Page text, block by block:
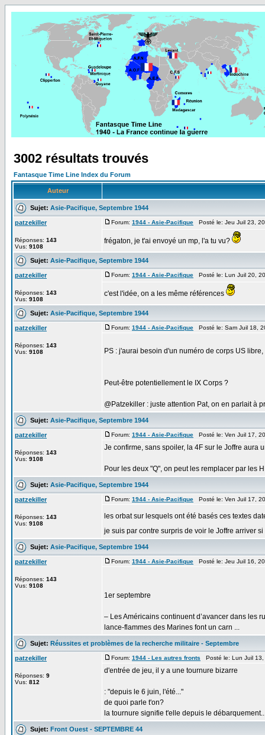
3002 résultats trouvés
Fantasque Time Line Index du Forum
Auteur
Sujet: Asie-Pacifique, Septembre 1944
patzekiller
Réponses: 143
Vus: 9108
Forum: 1944 - Asie-Pacifique Posté le: Jeu Juil 23,
frégaton, je t'ai envoyé un mp, l'a tu vu?
Sujet: Asie-Pacifique, Septembre 1944
patzekiller
Réponses: 143
Vus: 9108
Forum: 1944 - Asie-Pacifique Posté le: Lun Juil 20,
c'est l'idée, on a les même références
Sujet: Asie-Pacifique, Septembre 1944
patzekiller
Réponses: 143
Vus: 9108
Forum: 1944 - Asie-Pacifique Posté le: Sam Juil 18,
PS : j'aurai besoin d'un numéro de corps US libre,
Peut-être potentiellement le IX Corps ?
@Patzekiller : juste attention Pat, on en parlait à
Sujet: Asie-Pacifique, Septembre 1944
patzekiller
Réponses: 143
Vus: 9108
Forum: 1944 - Asie-Pacifique Posté le: Ven Juil 17,
Je confirme, sans spoiler, la 4F sur le Joffre aura
Pour les deux "Q", on peut les remplacer par les
Sujet: Asie-Pacifique, Septembre 1944
patzekiller
Réponses: 143
Vus: 9108
Forum: 1944 - Asie-Pacifique Posté le: Ven Juil 17,
les orbat sur lesquels ont été basés ces textes
je suis par contre surpris de voir le Joffre arriver
Sujet: Asie-Pacifique, Septembre 1944
patzekiller
Réponses: 143
Vus: 9108
Forum: 1944 - Asie-Pacifique Posté le: Jeu Juil 16,
1er septembre
– Les Américains continuent d’avancer dans les
lance-flammes des Marines font un carn ...
Sujet: Réussites et problèmes de la recherche militaire - Septembre
patzekiller
Réponses: 9
Vus: 812
Forum: 1944 - Les autres fronts Posté le: Lun Juil
d'entrée de jeu, il y a une tournure bizarre
: "depuis le 6 juin, l'été..."
de quoi parle t'on?
la tournure signifie t'elle depuis le
Sujet: Front Ouest - SEPTEMBRE 44